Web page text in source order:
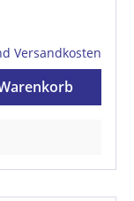
Versandkosten